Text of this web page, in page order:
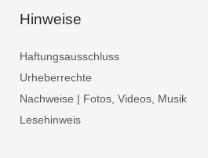
Hinweise
Haftungsausschluss
Urheberrechte
Nachweise | Fotos, Videos, Musik
Lesehinweis